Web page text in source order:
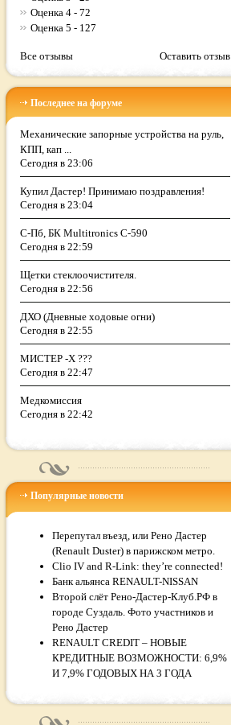
Оценка 4 - 72
Оценка 5 - 127
Все отзывы Оставить отзыв
Последнее на форуме
Механические запорные устройства на руль,
КПП, кап ...
Сегодня в 23:06
Купил Дастер! Принимаю поздравления!
Сегодня в 23:04
С-Пб, БК Multitronics C-590
Сегодня в 22:59
Щетки стеклоочистителя.
Сегодня в 22:56
ДХО (Дневные ходовые огни)
Сегодня в 22:55
МИСТЕР -Х ???
Сегодня в 22:47
Медкомиссия
Сегодня в 22:42
Популярные новости
Перепутал въезд, или Рено Дастер
(Renault Duster) в парижском метро.
Clio IV and R-Link: they’re connected!
Банк альянса RENAULT-NISSAN
Второй слёт Рено-Дастер-Клуб.РФ в
городе Суздаль. Фото участников и
Рено Дастер
RENAULT CREDIT – НОВЫЕ
КРЕДИТНЫЕ ВОЗМОЖНОСТИ: 6,9%
И 7,9% ГОДОВЫХ НА 3 ГОДА